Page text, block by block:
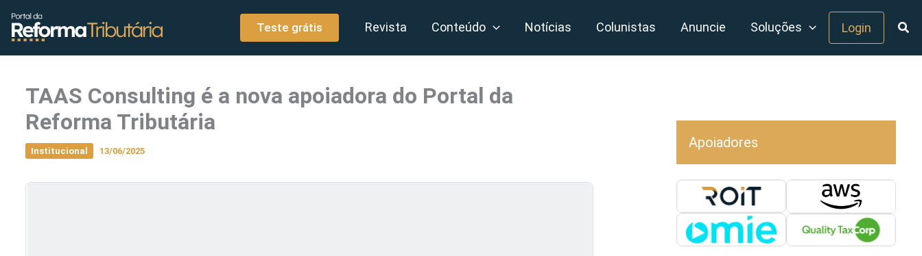
conteúdo
Teste grátis Revista Conteúdo Notícias Colunistas Anuncie Soluções Login
TAAS Consulting é a nova apoiadora do Portal da
Reforma Tributária
Institucional 13/06/2025
Apoiadores